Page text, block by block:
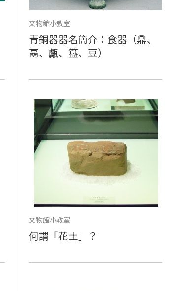
文物館小教室
青銅器器名簡介：食器（鼎、
鬲、甗、簋、豆）
文物館小教室
何謂「花土」？